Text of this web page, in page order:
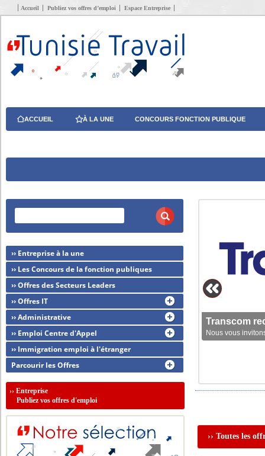
Accueil Publiez vos offres d’emploi Espace Entreprise
ACCUEIL À LA UNE CONCOURS FONCTION PUBLIQUE
Transcom
Nous vous
›› Toutes les
›› Entreprise à la une
›› Les Concours de la fonction publiques
›› Offres des Secteurs Leaders
›› Offres IT
›› Administrative
›› Emploi Centre d'Appel
›› Immigration emploi à l'étranger
Parcourir les Offres
››Entreprise
Publiez vos offres d'emploi